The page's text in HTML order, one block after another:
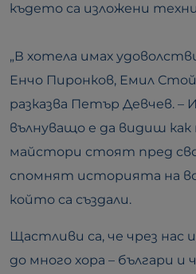
където са изложени
„В хотела имах
Енчо Пиронков, Емил
разказва Петър Девчев. –
вълнуващо е да видиш как
майстори стоят пред
спомнят историята на
който са създали.
Щастливи са, че чрез нас
до много хора – българи и